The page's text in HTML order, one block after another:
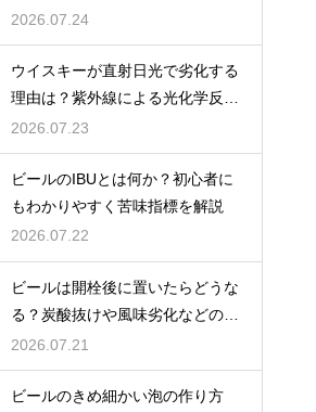
解説
2026.07.24
ウイスキーが直射日光で劣化する
理由は？紫外線による光化学反応
で風味が損なわれるため
2026.07.23
ビールのIBUとは何か？初心者に
もわかりやすく苦味指標を解説
2026.07.22
ビールは開栓後に置いたらどうな
る？炭酸抜けや風味劣化などの影
響を解説
2026.07.21
ビールのきめ細かい泡の作り方